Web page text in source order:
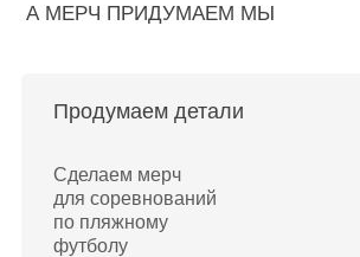
А МЕРЧ ПРИДУМАЕМ МЫ
Продумаем детали
Сделаем мерч
для соревнований
по пляжному
футболу